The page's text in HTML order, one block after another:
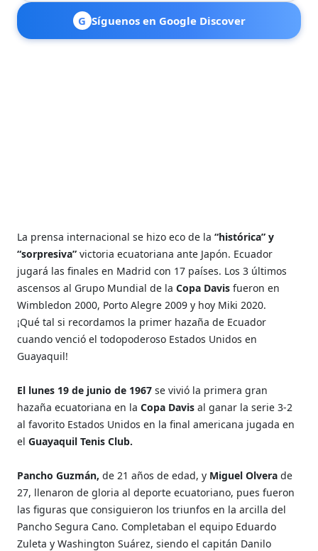
G Síguenos en Google Discover
La prensa internacional se hizo eco de la“histórica” y
“sorpresiva”victoria ecuatoriana ante Japón. Ecuador
jugará las finales en Madrid con 17 países. Los 3 últimos
ascensos al Grupo Mundial de la Copa Davisfueron en
Wimbledon 2000, Porto Alegre 2009 y hoy Miki 2020.
¡Qué tal si recordamos la primer hazaña de Ecuador
cuando venció el todopoderoso Estados Unidos en
Guayaquil!
El lunes 19 de junio de 1967 se vivió la primera gran
hazaña ecuatoriana en laCopa Davis al ganar la serie 3-2
al favorito Estados Unidos en la final americana jugada en
el Guayaquil Tenis Club.
Pancho Guzmán, de 21 años de edad, y Miguel Olvera de
27, llenaron de gloria al deporte ecuatoriano, pues fueron
las figuras que consiguieron los triunfos en la arcilla del
Pancho Segura Cano. Completaban el equipo Eduardo
Zuleta y Washington Suárez, siendo el capitán Danilo